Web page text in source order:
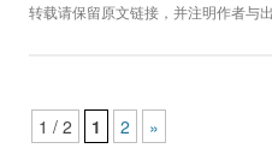
转载请保留原文链接，并注明作者与出
Post navigation
1 / 2 1 2 »